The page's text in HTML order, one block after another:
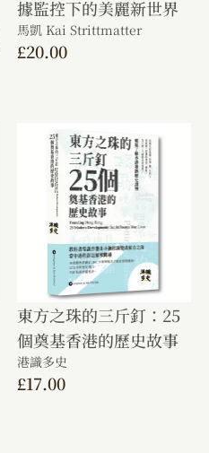
據監控下的美麗新世界
馬凱 Kai Strittmatter
£20.00
東方之珠的三斤釘：25
個奠基香港的歷史故事
港識多史
£17.00